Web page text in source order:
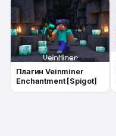
Плагин Veinminer
Enchantment [Spigot]